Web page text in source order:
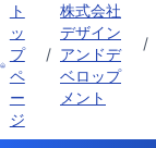
ト
ッ
プ
ペ
ー
ジ
/
株式会社
デザイン
アンドデ
ベロップ
メント
/